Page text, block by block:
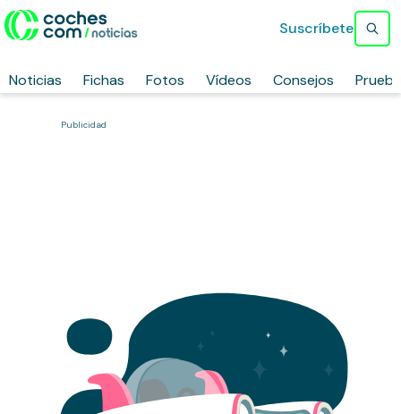
Noticias Fichas Fotos Vídeos Consejos
Suscríbete
Publicidad